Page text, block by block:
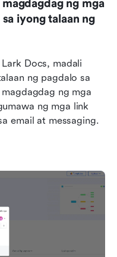
ng mga
iyong talaan ng
Docs, madali
ng pagdalo sa
ng mga
ng mga link
email at messaging.